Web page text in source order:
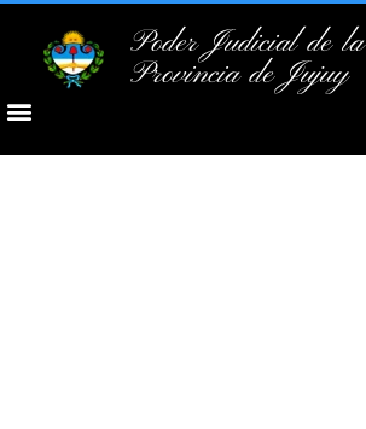
Poder Judicial de la
Provincia de Jujuy